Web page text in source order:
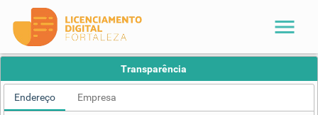
menu
Transparência
Endereço Empresa